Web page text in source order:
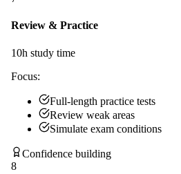
Review & Practice
10h study time
Focus:
Full-length practice tests
Review weak areas
Simulate exam conditions
Confidence building
8